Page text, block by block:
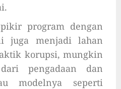
program dengan
juga menjadi lahan
korupsi, mungkin
pengadaan dan
modelnya seperti